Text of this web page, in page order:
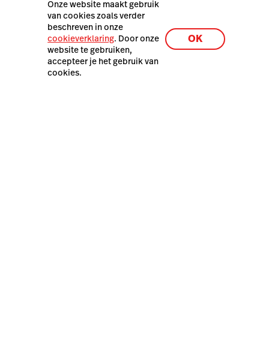
De Lightspeed Restaurant
Onze website maakt gebruik
van cookies zoals verder
beschreven in onze
cookieverklaring. Door onze
website te gebruiken,
accepteer je het gebruik van
cookies.
OK